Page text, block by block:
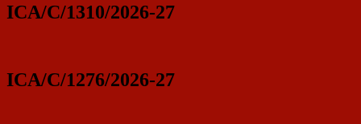
ICA/C/1310/2026-27
ICA/C/1276/2026-27